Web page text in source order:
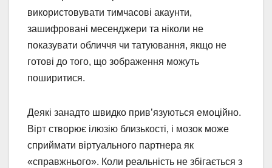
використовувати тимчасові акаунти,
зашифровані месенджери та ніколи не
показувати обличчя чи татуювання, якщо не
готові до того, що зображення можуть
поширитися.
Деякі занадто швидко прив’язуються емоційно.
Вірт створює ілюзію близькості, і мозок може
сприймати віртуального партнера як
«справжнього». Коли реальність не збігається з